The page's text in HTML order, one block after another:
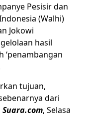
Pesisir dan
(Walhi)
Jokowi
hasil
‘penambangan
tujuan,
dari
Suara.com, Selasa